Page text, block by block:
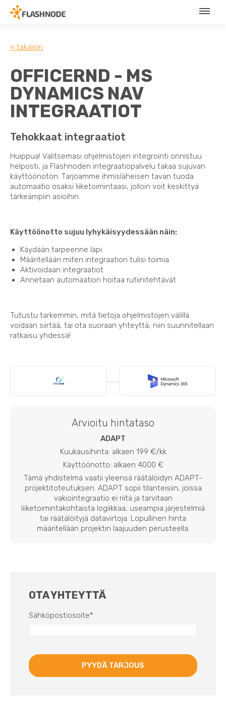
« takaisin
OFFICERND - MS
DYNAMICS NAV
INTEGRAATIOT
Tehokkaat integraatiot
Huippua! Valitsemasi ohjelmistojen integrointi onnistuu
helposti, ja Flashnoden integraatiopalvelu takaa sujuvan
käyttöönoton. Tarjoamme ihmisläheisen tavan tuoda
automaatio osaksi liiketoimintaasi, jolloin voit keskittyä
tärkeämpiin asioihin.
Käyttöönotto sujuu lyhykäisyydessään näin:
Käydään tarpeenne läpi
Määritellään miten integraation tulisi toimia
Aktivoidaan integraatiot
Annetaan automaation hoitaa rutiinitehtävät
Tutustu tarkemmin, mitä tietoja ohjelmistojen välillä
voidaan siirtää, tai ota suoraan yhteyttä, niin suunnitellaan
ratkaisu yhdessä!
Arvioitu hintataso
ADAPT
Kuukausihinta: alkaen 199 €/kk
Käyttöönotto: alkaen 4000 €
Tämä yhdistelmä vaatii yleensä räätälöidyn ADAPT-
projektitoteutuksen. ADAPT sopii tilanteisiin, joissa
vakiointegraatio ei riitä ja tarvitaan
liiketoimintakohtaista logiikkaa, useampia järjestelmiä
tai räätälöityjä datavirtoja. Lopullinen hinta
määritellään projektin laajuuden perusteella.
OTA YHTEYTTÄ
Sähköpostiosoite*